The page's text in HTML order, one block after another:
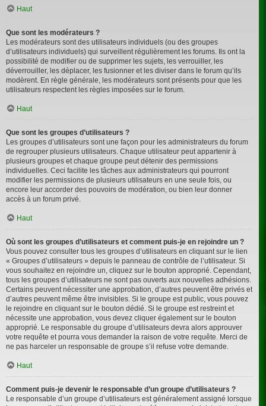
Haut
Que sont les modérateurs ?
Les modérateurs sont des utilisateurs individuels (ou des groupes
d’utilisateurs individuels) qui surveillent régulièrement les forums. Ils ont la
possibilité de modifier ou de supprimer les sujets, les verrouiller, les
déverrouiller, les déplacer, les fusionner et les diviser dans le forum qu’ils
modèrent. En règle générale, les modérateurs sont présents pour que les
utilisateurs respectent les règles imposées sur le forum.
Haut
Que sont les groupes d’utilisateurs ?
Les groupes d’utilisateurs sont une façon pour les administrateurs du forum
de regrouper plusieurs utilisateurs. Chaque utilisateur peut appartenir à
plusieurs groupes et chaque groupe peut détenir des permissions
individuelles. Ceci facilite les tâches aux administrateurs qui pourront
modifier les permissions de plusieurs utilisateurs en une seule fois, ou
encore leur accorder des pouvoirs de modération, ou bien leur donner
accès à un forum privé.
Haut
Où sont les groupes d’utilisateurs et comment puis-je en rejoindre un ?
Vous pouvez consulter tous les groupes d’utilisateurs en cliquant sur le lien
« Groupes d’utilisateurs » depuis le panneau de contrôle de l’utilisateur. Si
vous souhaitez en rejoindre un, cliquez sur le bouton approprié. Cependant,
tous les groupes d’utilisateurs ne sont pas ouverts aux nouvelles adhésions.
Certains peuvent nécessiter une approbation, d’autres peuvent être privés et
d’autres peuvent même être invisibles. Si le groupe est public, vous pouvez
le rejoindre en cliquant sur le bouton dédié. Si le groupe est restreint et
nécessite une approbation, vous devez cliquer également sur le bouton
approprié. Le responsable du groupe d’utilisateurs devra alors approuver
votre requête et pourra vous demander la raison de votre requête. Merci de
ne pas harceler un responsable de groupe s’il refuse votre demande.
Haut
Comment puis-je devenir le responsable d’un groupe d’utilisateurs ?
Le responsable d’un groupe d’utilisateurs est généralement assigné lorsque